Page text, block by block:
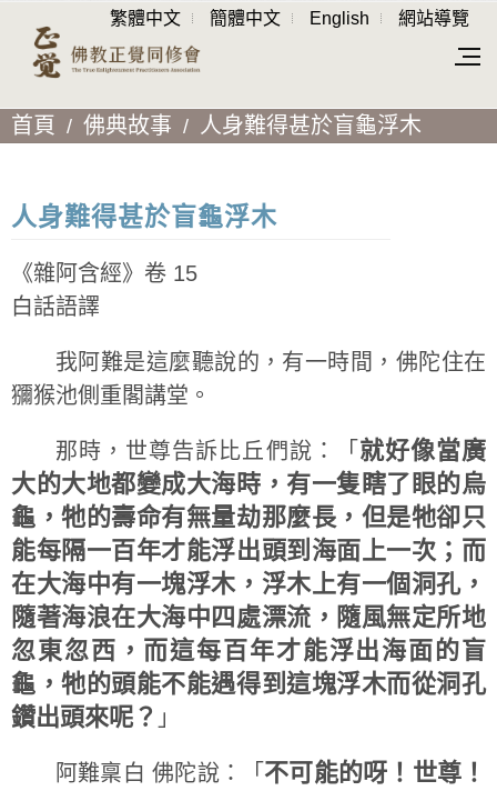
繁體中文 簡體中文 English 網站導覽
首頁 佛典故事 人身難得甚於盲龜浮木
人身難得甚於盲龜浮木
《雜阿含經》卷 15
白話語譯
我阿難是這麼聽說的，有一時間，佛陀住在
獼猴池側重閣講堂。
那時，世尊告訴比丘們說：「 就好像當廣
大的大地都變成大海時，有一隻瞎了眼的烏
龜，牠的壽命有無量劫那麼長，但是牠卻只
能每隔一百年才能浮出頭到海面上一次；而
在大海中有一塊浮木，浮木上有一個洞孔，
隨著海浪在大海中四處漂流，隨風無定所地
忽東忽西，而這每百年才能浮出海面的盲
龜，牠的頭能不能遇得到這塊浮木而從洞孔
鑽出頭來呢？ 」
阿難稟白 佛陀說：「 不可能的呀！世尊！